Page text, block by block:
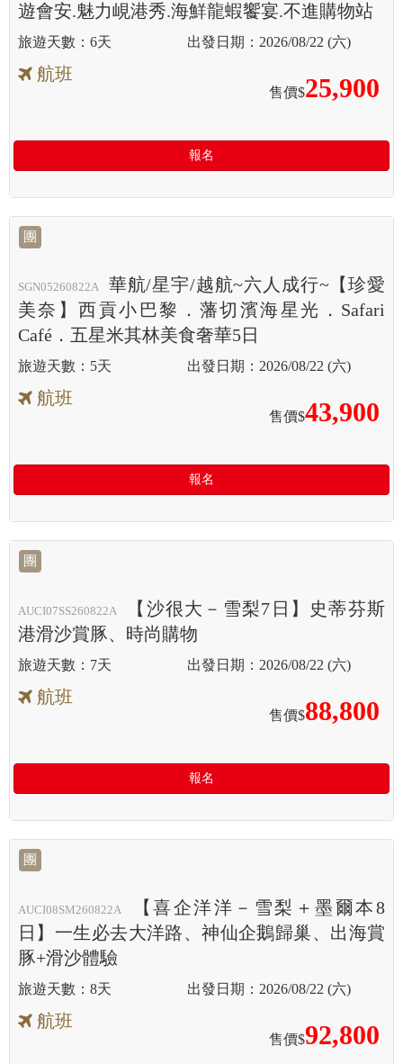
遊會安.魅力峴港秀.海鮮龍蝦饗宴.不進購物站
6天 2026/08/22 (六)
航班
售價$25,900
報名
團
SGN05260822A
華航/星宇/越航~六人成行~【珍愛
美奈】西貢小巴黎．藩切濱海星光．Safari
Café．五星米其林美食奢華5日
5天 2026/08/22 (六)
航班
售價$43,900
報名
團
AUCI07SS260822A
【沙很大－雪梨7日】史蒂芬斯
港滑沙賞豚、時尚購物
7天 2026/08/22 (六)
航班
售價$88,800
報名
團
AUCI08SM260822A
【喜企洋洋－雪梨＋墨爾本8
日】一生必去大洋路、神仙企鵝歸巢、出海賞
豚+滑沙體驗
8天 2026/08/22 (六)
航班
售價$92,800